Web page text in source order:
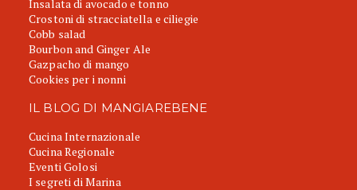
Insalata di avocado e tonno
Crostoni di stracciatella e ciliegie
Cobb salad
Bourbon and Ginger Ale
Gazpacho di mango
Cookies per i nonni
IL BLOG DI MANGIAREBENE
Cucina Internazionale
Cucina Regionale
Eventi Golosi
I segreti di Marina